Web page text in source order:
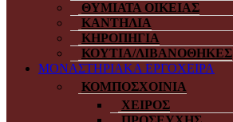
ΘΥΜΙΑΤΑ ΟΙΚΕΙΑΣ
ΚΑΝΤΗΛΙΑ
ΚΗΡΟΠΗΓΙΑ
ΚΟΥΤΙΑ/ΛΙΒΑΝΟΘΗΚΕΣ
ΜΟΝΑΣΤΗΡΙΑΚΑ ΕΡΓΟΧΕΙΡΑ
ΚΟΜΠΟΣΧΟΙΝΙΑ
ΧΕΙΡΟΣ